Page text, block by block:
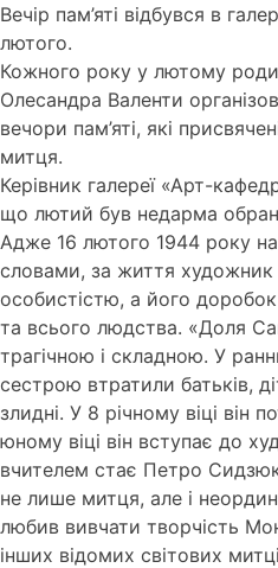
Вечір пам’яті відбувся в
лютого.
Кожного року у лютому
Олесандра Валенти
вечори пам’яті, які
митця.
Керівник галереї «Арт-
що лютий був недарма
Адже 16 лютого 1944 року
словами, за життя
особистістю, а його
та всього людства. «Доля
трагічною і складною. У
сестрою втратили батьків,
злидні. У 8 річному віці він
юному віці він вступає до
вчителем стає Петро
не лише митця, але і
любив вивчати творчість
інших відомих світових